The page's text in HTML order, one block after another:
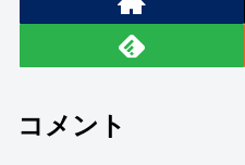
コメント